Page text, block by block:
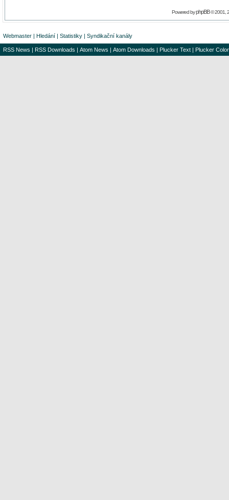
Powered byphpBB© 2001,
Webmaster | Hledání | Statistiky | Syndikační kanály
RSS News | RSS Downloads | Atom News | Atom Downloads | Plucker Text | Plucker Color